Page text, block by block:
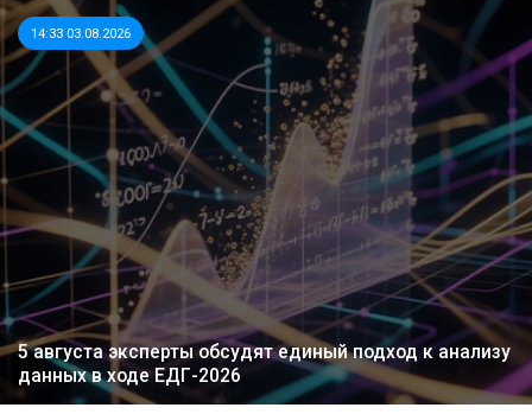
14:33 03.08.2026
5 августа эксперты обсудят единый подход к анализу
данных в ходе ЕДГ-2026